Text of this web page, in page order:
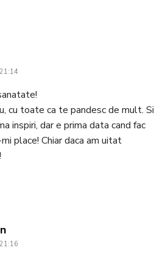
cu toate ca te pandesc de mult. Si
inspiri, dar e prima data cand fac
place! Chiar daca am uitat
says: